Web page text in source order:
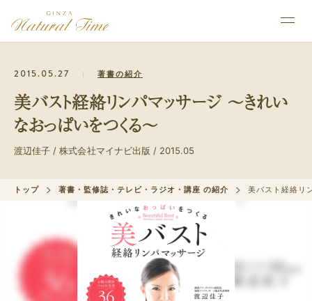
2015.05.27 著書の紹介
美バスト経絡リンパマッサージ ～きれい
なおっぱいをつくる～
渡辺佳子 / 株式会社マイナビ出版 / 2015.05
トップ 著書・監修誌・テレビ・ラジオ・講座 の紹介 美バスト経絡リ